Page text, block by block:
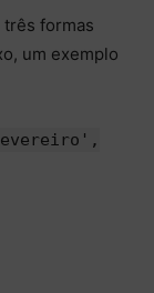
formas
um exemplo